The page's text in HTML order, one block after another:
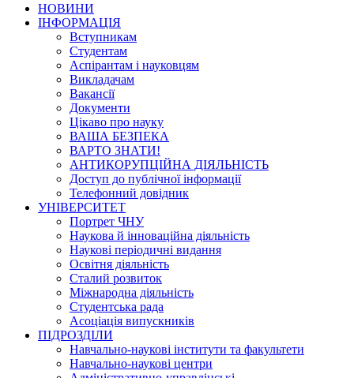
НОВИНИ
ІНФОРМАЦІЯ
Вступникам
Студентам
Аспірантам і науковцям
Викладачам
Вакансії
Документи
Цікаво про науку
ВАША БЕЗПЕКА
ВАРТО ЗНАТИ!
АНТИКОРУПЦІЙНА ДІЯЛЬНІСТЬ
Доступ до публічної інформації
Телефонний довідник
УНІВЕРСИТЕТ
Портрет ЧНУ
Наукова й інноваційна діяльність
Наукові періодичні видання
Освітня діяльність
Сталий розвиток
Міжнародна діяльність
Студентська рада
Асоціація випускників
ПІДРОЗДІЛИ
Навчально-наукові інститути та факультети
Навчально-наукові центри